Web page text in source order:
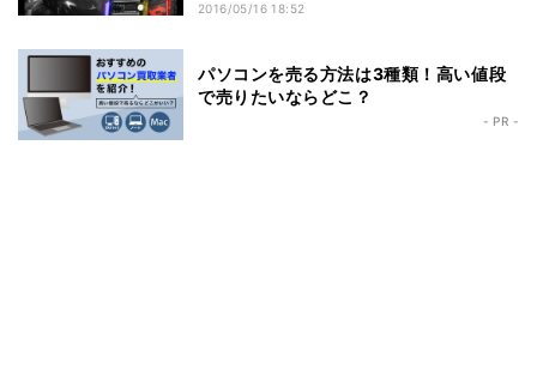
2016/05/16 18:52
パソコンを売る方法は3種類！高い値段
で売りたいならどこ？
- PR -